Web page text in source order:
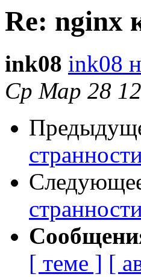
Re: nginx
ink08 ink08
Ср Мар 28
[ теме ] [